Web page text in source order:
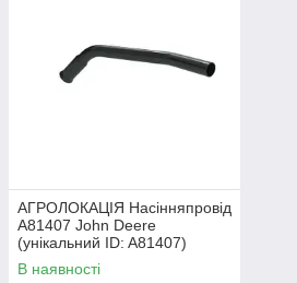
АГРОЛОКАЦІЯ Насінняпровід
A81407 John Deere
(унікальний ID: A81407)
В наявності